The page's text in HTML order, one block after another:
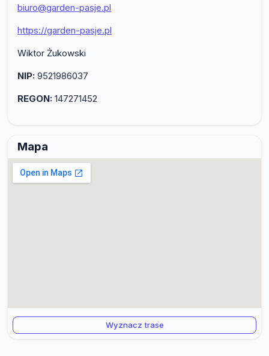
biuro@garden-pasje.pl
https://garden-pasje.pl
Wiktor Żukowski
NIP: 9521986037
REGON: 147271452
Mapa
Wyznacz trase